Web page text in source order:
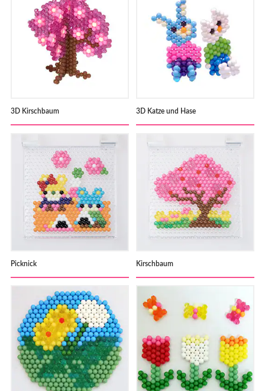
3D Kirschbaum 3D Katze und Hase
Picknick Kirschbaum